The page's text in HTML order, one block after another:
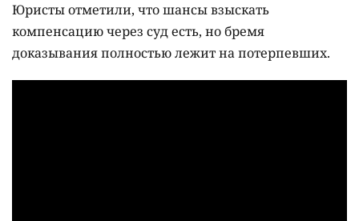
Юристы отметили, что шансы взыскать
компенсацию через суд есть, но бремя
доказывания полностью лежит на потерпевших.